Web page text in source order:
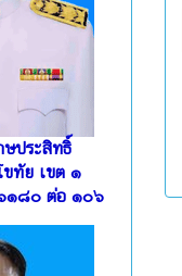
ประสิทธิ์
ทัย เขต ๑
๑๘๐ ต่อ ๑๐๖